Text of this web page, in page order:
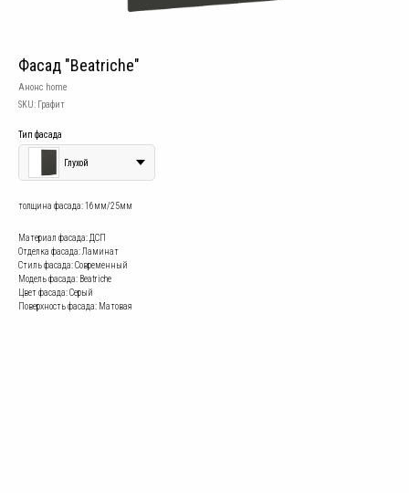
Фасад "Beatriche"
Анонс home
SKU: Графит
Тип фасада
Глухой
толщина фасада: 16мм/25мм
Материал фасада: ДСП
Отделка фасада: Ламинат
Стиль фасада: Современный
Модель фасада: Beatriche
Цвет фасада: Серый
Поверхность фасада: Матовая